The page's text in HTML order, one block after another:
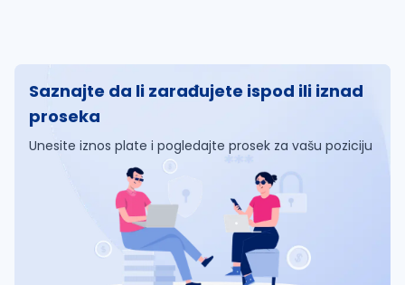
Saznajte da li zarađujete ispod ili iznad
proseka
Unesite iznos plate i pogledajte prosek za vašu poziciju